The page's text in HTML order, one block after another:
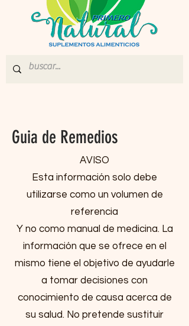
Guia de Remedios
AVISO
Esta información solo debe
utilizarse como un volumen de
referencia
Y no como manual de medicina. La
información que se ofrece en el
mismo tiene el objetivo de ayudarle
a tomar decisiones con
conocimiento de causa acerca de
su salud. No pretende sustituir